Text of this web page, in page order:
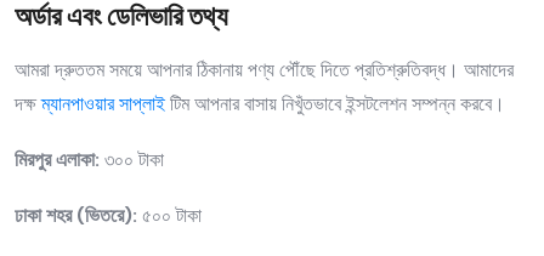
অর্ডার এবং ডেলিভারি তথ্য
আমরা দ্রুততম সময়ে আপনার ঠিকানায় পণ্য পৌঁছে দিতে প্রতিশ্রুতিবদ্ধ। আমাদের
দক্ষম্যানপাওয়ার সাপ্লাইটিম আপনার বাসায় নিখুঁতভাবে ইন্সটলেশন সম্পন্ন করবে।
মিরপুর এলাকা: ৩০০ টাকা
ঢাকা শহর (ভিতরে): ৫০০ টাকা